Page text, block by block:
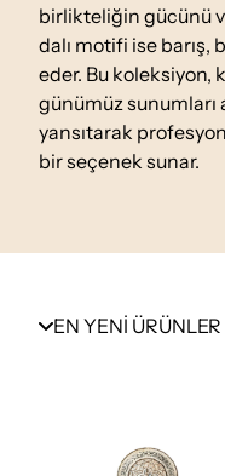
birlikteliğin gücünü
dalı motifi ise barış,
eder. Bu koleksiyon,
günümüz sunumları
yansıtarak
bir seçenek sunar.
EN YENİ ÜRÜNLER